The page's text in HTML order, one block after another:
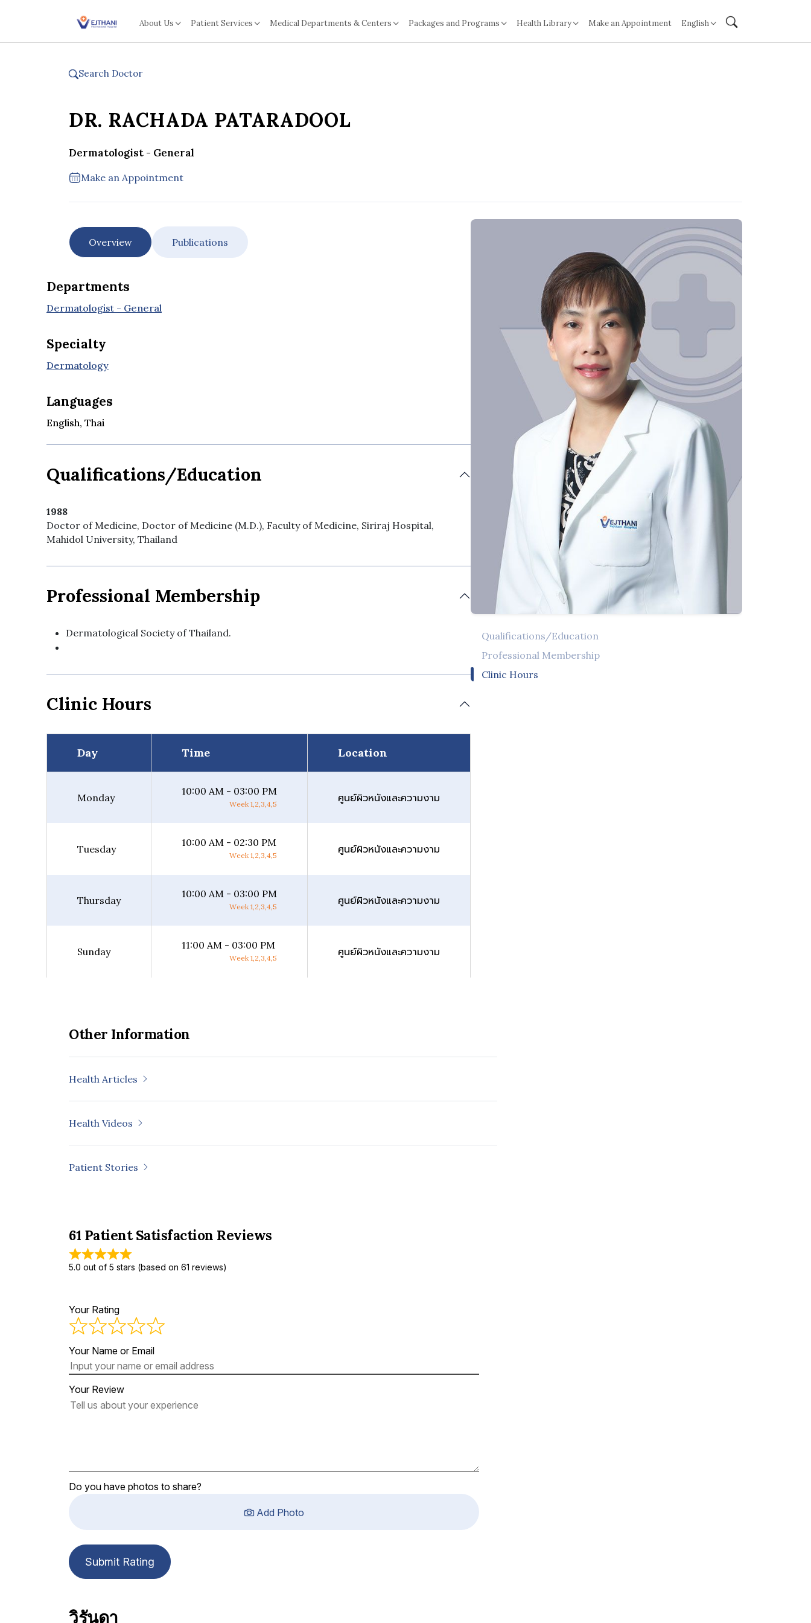
About Us Patient Services Medical Departments & Centers Packages and Programs Health Library Make an Appointment English
Search Doctor
DR. RACHADA PATARADOOL
Dermatologist - General
Make an Appointment
Overview Publications
Qualifications/Education
Professional Membership
Clinic Hours
Departments
Dermatologist - General
Specialty
Dermatology
Languages
English, Thai
Qualifications/Education
1988
Doctor of Medicine, Doctor of Medicine (M.D.), Faculty of Medicine, Siriraj Hospital,
Mahidol University, Thailand
Professional Membership
Dermatological Society of Thailand.
Clinic Hours
Day Time Location
Monday
10:00 AM - 03:00 PM
Week 1,2,3,4,5
ศูนย์ผิวหนังและความงาม
Tuesday
10:00 AM - 02:30 PM
Week 1,2,3,4,5
ศูนย์ผิวหนังและความงาม
Thursday
10:00 AM - 03:00 PM
Week 1,2,3,4,5
ศูนย์ผิวหนังและความงาม
Sunday
11:00 AM - 03:00 PM
Week 1,2,3,4,5
ศูนย์ผิวหนังและความงาม
Other Information
Health Articles
Health Videos
Patient Stories
61 Patient Satisfaction Reviews
5.0 out of 5 stars (based on 61 reviews)
Your Rating
Your Name or Email
Your Review
Do you have photos to share?
Add Photo
Submit Rating
วิรันดา